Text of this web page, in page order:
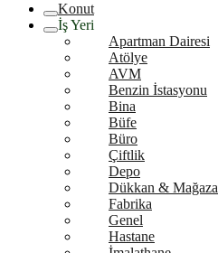
Konut
İş Yeri
Apartman Dairesi
Atölye
AVM
Benzin İstasyonu
Bina
Büfe
Büro
Çiftlik
Depo
Dükkan & Mağaza
Fabrika
Genel
Hastane